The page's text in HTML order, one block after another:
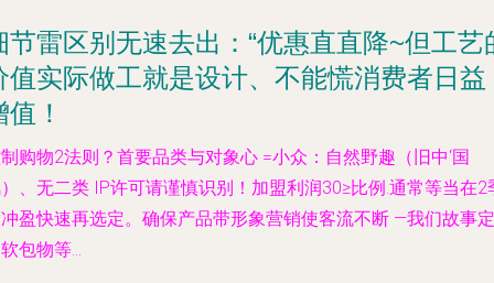
节雷区别无速去出：“优惠直直降~但工艺
值实际做工就是设计、不能慌消费者日益
值！
购物2法则？首要品类与对象心 =小众：自然野趣（旧中‘国
、无二类 IP许可请谨慎识别！加盟利润30≥比例.通常等当在2
盈快速再选定。确保产品带形象营销使客流不断 —我们故事定
包物等...